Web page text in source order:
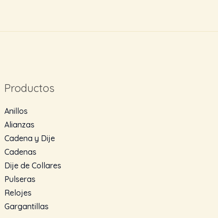
Productos
Anillos
Alianzas
Cadena y Dije
Cadenas
Dije de Collares
Pulseras
Relojes
Gargantillas